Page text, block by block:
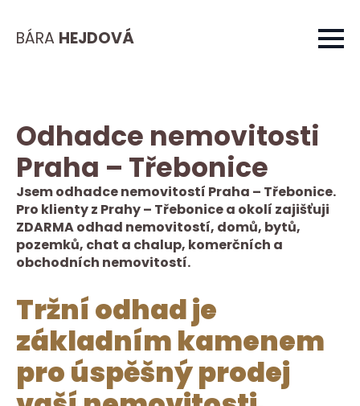
BÁRA HEJDOVÁ
Odhadce nemovitosti
Praha – Třebonice
Jsem odhadce nemovitostí Praha – Třebonice.
Pro klienty z Prahy – Třebonice a okolí zajišťuji
ZDARMA odhad nemovitostí, domů, bytů,
pozemků, chat a chalup, komerčních a
obchodních nemovitostí.
Tržní odhad je
základním kamenem
pro úspěšný prodej